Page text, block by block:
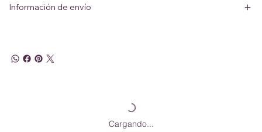
Información de envío
Cargando...